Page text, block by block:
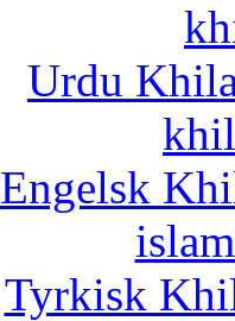
Urdu
Engelsk
Tyrkisk